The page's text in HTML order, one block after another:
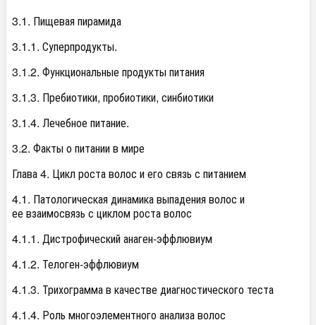
3.1. Пищевая пирамида
3.1.1. Суперпродукты.
3.1.2. Функциональные продукты питания
3.1.3. Пребиотики, пробиотики, синбиотики
3.1.4. Лечебное питание.
3.2. Факты о питании в мире
Глава 4. Цикл роста волос и его связь с питанием
4.1. Патологическая динамика выпадения волос и
ее взаимосвязь с циклом роста волос
4.1.1. Дистрофический анаген-эффлювиум
4.1.2. Телоген-эффлювиум
4.1.3. Трихограмма в качестве диагностического теста
4.1.4. Роль многоэлементного анализа волос